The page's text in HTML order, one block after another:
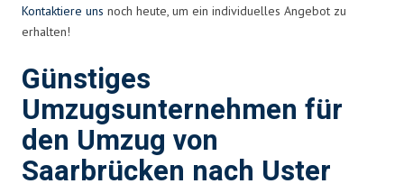
Kontaktiere uns noch heute, um ein individuelles Angebot zu
erhalten!
Günstiges
Umzugsunternehmen für
den Umzug von
Saarbrücken nach Uster